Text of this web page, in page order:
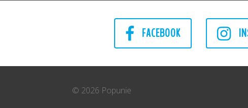
FACEBOOK
© 2026 Popunie